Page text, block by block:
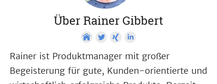
Über Rainer Gibbert
Rainer ist Produktmanager mit großer
Begeisterung für gute, Kunden-orientierte und